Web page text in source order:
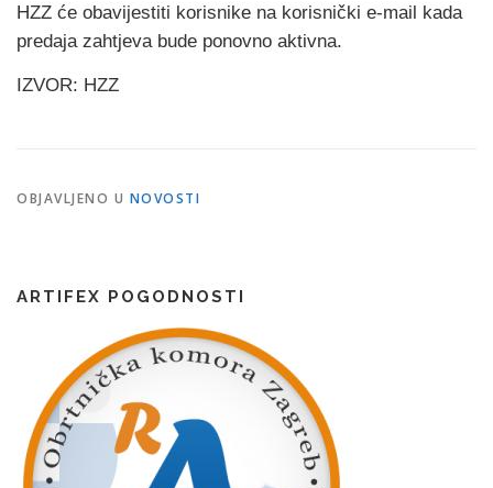
HZZ će obavijestiti korisnike na korisnički e-mail kada
predaja zahtjeva bude ponovno aktivna.
IZVOR: HZZ
OBJAVLJENO U NOVOSTI
ARTIFEX POGODNOSTI